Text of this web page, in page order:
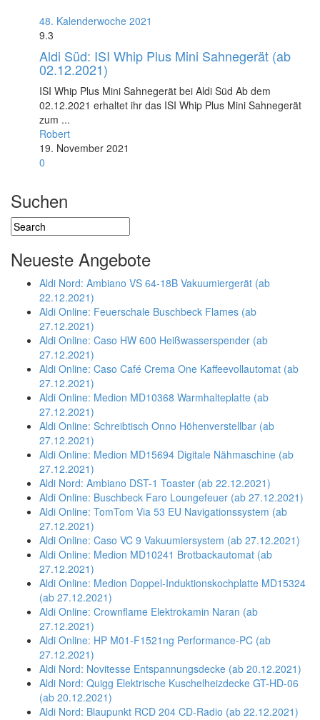
48. Kalenderwoche 2021
9.3
Aldi Süd: ISI Whip Plus Mini Sahnegerät (ab
02.12.2021)
ISI Whip Plus Mini Sahnegerät bei Aldi Süd Ab dem
02.12.2021 erhaltet ihr das ISI Whip Plus Mini Sahnegerät
zum ...
Robert
19. November 2021
0
Suchen
Neueste Angebote
Aldi Nord: Ambiano VS 64-18B Vakuumiergerät (ab
22.12.2021)
Aldi Online: Feuerschale Buschbeck Flames (ab
27.12.2021)
Aldi Online: Caso HW 600 Heißwasserspender (ab
27.12.2021)
Aldi Online: Caso Café Crema One Kaffeevollautomat (ab
27.12.2021)
Aldi Online: Medion MD10368 Warmhalteplatte (ab
27.12.2021)
Aldi Online: Schreibtisch Onno Höhenverstellbar (ab
27.12.2021)
Aldi Online: Medion MD15694 Digitale Nähmaschine (ab
27.12.2021)
Aldi Nord: Ambiano DST-1 Toaster (ab 22.12.2021)
Aldi Online: Buschbeck Faro Loungefeuer (ab 27.12.2021)
Aldi Online: TomTom Via 53 EU Navigationssystem (ab
27.12.2021)
Aldi Online: Caso VC 9 Vakuumiersystem (ab 27.12.2021)
Aldi Online: Medion MD10241 Brotbackautomat (ab
27.12.2021)
Aldi Online: Medion Doppel-Induktionskochplatte MD15324
(ab 27.12.2021)
Aldi Online: Crownflame Elektrokamin Naran (ab
27.12.2021)
Aldi Online: HP M01-F1521ng Performance-PC (ab
27.12.2021)
Aldi Nord: Novitesse Entspannungsdecke (ab 20.12.2021)
Aldi Nord: Quigg Elektrische Kuschelheizdecke GT-HD-06
(ab 20.12.2021)
Aldi Nord: Blaupunkt RCD 204 CD-Radio (ab 22.12.2021)